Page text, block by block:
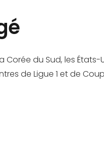
du Sud, les
de Ligue 1 et de